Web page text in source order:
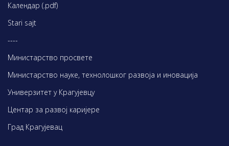
Календар (.pdf)
Stari sajt
----
Министарство просвете
Министарство науке, технолошког развоја и иновација
Универзитет у Крагујевцу
Центар за развој каријере
Град Крагујевац